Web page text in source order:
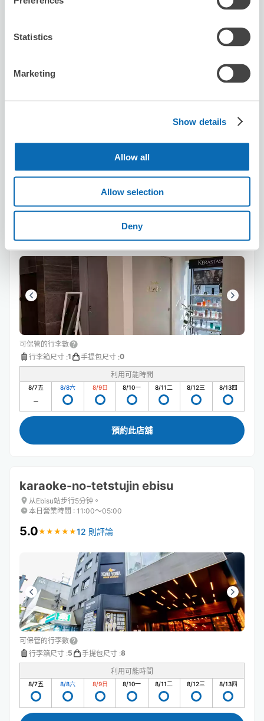
Statistics
Marketing
Show details
Allow all
Allow selection
Deny
可保管的行李數
預約此店舖
HairSalon M.techo Ebisu
本日營業時間: 10:00〜19:00
可保管的行李數
行李箱尺寸 :1 手提包尺寸 :0
利用可能時間
8/7五 8/8六 8/9日 8/10一 8/11二 8/12三 8/13四
預約此店舖
karaoke-no-tetstujin ebisu
从Ebisu站步行5分钟。
本日營業時間 : 11:00〜05:00
5.0★ ★ ★ ★ ★
★ ★ ★ ★ ★12 則評論
可保管的行李數
行李箱尺寸 :5 手提包尺寸 :8
利用可能時間
8/7五 8/8六 8/9日 8/10一 8/11二 8/12三 8/13四